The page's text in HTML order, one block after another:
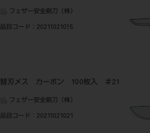
フェザー安全剃刀（株）
品目コード ：20211021015
替刃メス カーボン 100枚入 ＃21
フェザー安全剃刀（株）
品目コード ：20211021021